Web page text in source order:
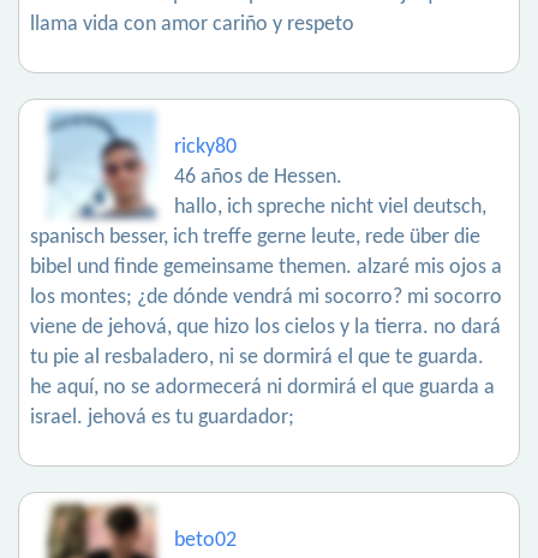
llama vida con amor cariño y respeto
ricky80
46 años de Hessen.
hallo, ich spreche nicht viel deutsch,
spanisch besser, ich treffe gerne leute, rede über die
bibel und finde gemeinsame themen. alzaré mis ojos a
los montes; ¿de dónde vendrá mi socorro? mi socorro
viene de jehová, que hizo los cielos y la tierra. no dará
tu pie al resbaladero, ni se dormirá el que te guarda.
he aquí, no se adormecerá ni dormirá el que guarda a
israel. jehová es tu guardador;
beto02